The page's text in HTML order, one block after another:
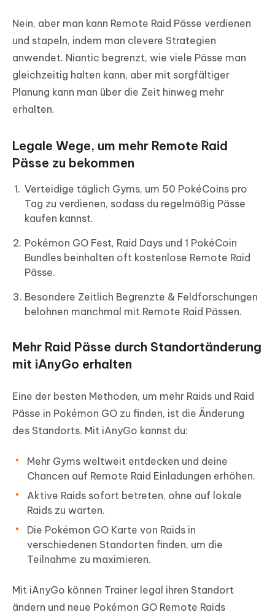
Nein, aber man kann Remote Raid Pässe verdienen
und stapeln, indem man clevere Strategien
anwendet. Niantic begrenzt, wie viele Pässe man
gleichzeitig halten kann, aber mit sorgfältiger
Planung kann man über die Zeit hinweg mehr
erhalten.
Legale Wege, um mehr Remote Raid
Pässe zu bekommen
Verteidige täglich Gyms, um 50 PokéCoins pro
Tag zu verdienen, sodass du regelmäßig Pässe
kaufen kannst.
Pokémon GO Fest, Raid Days und 1 PokéCoin
Bundles beinhalten oft kostenlose Remote Raid
Pässe.
Besondere Zeitlich Begrenzte & Feldforschungen
belohnen manchmal mit Remote Raid Pässen.
Mehr Raid Pässe durch Standortänderung
mit iAnyGo erhalten
Eine der besten Methoden, um mehr Raids und Raid
Pässe in Pokémon GO zu finden, ist die Änderung
des Standorts. Mit iAnyGo kannst du:
Mehr Gyms weltweit entdecken und deine
Chancen auf Remote Raid Einladungen erhöhen.
Aktive Raids sofort betreten, ohne auf lokale
Raids zu warten.
Die Pokémon GO Karte von Raids in
verschiedenen Standorten finden, um die
Teilnahme zu maximieren.
Mit iAnyGo können Trainer legal ihren Standort
ändern und neue Pokémon GO Remote Raids